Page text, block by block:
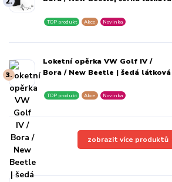
TOP produkt Akce Novinka
3.
Loketní opěrka VW Golf IV /
Bora / New Beetle | šedá látková
TOP produkt Akce Novinka
zobrazit více produktů